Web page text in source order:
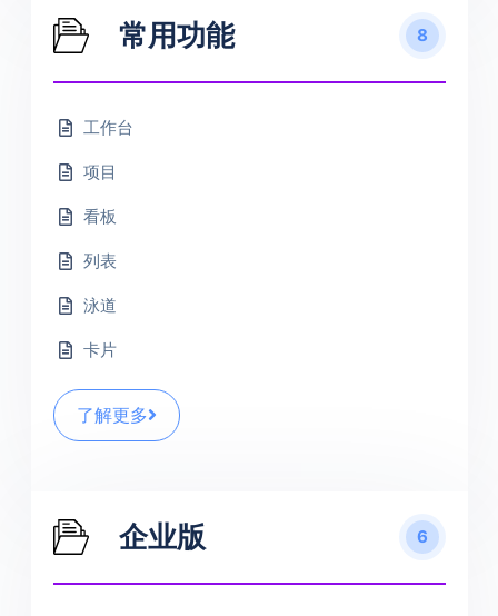
常用功能 8
工作台
项目
看板
列表
泳道
卡片
了解更多
企业版 6